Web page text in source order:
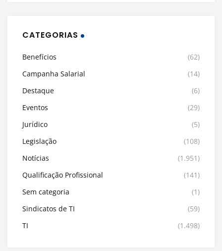
CATEGORIAS
Benefícios
(62)
Campanha Salarial
(14)
Destaque
(6)
Eventos
(29)
Jurídico
(5)
Legislação
(108)
Notícias
(1.951)
Qualificação Profissional
(141)
Sem categoria
(1)
Sindicatos de TI
(59)
TI
(1.498)